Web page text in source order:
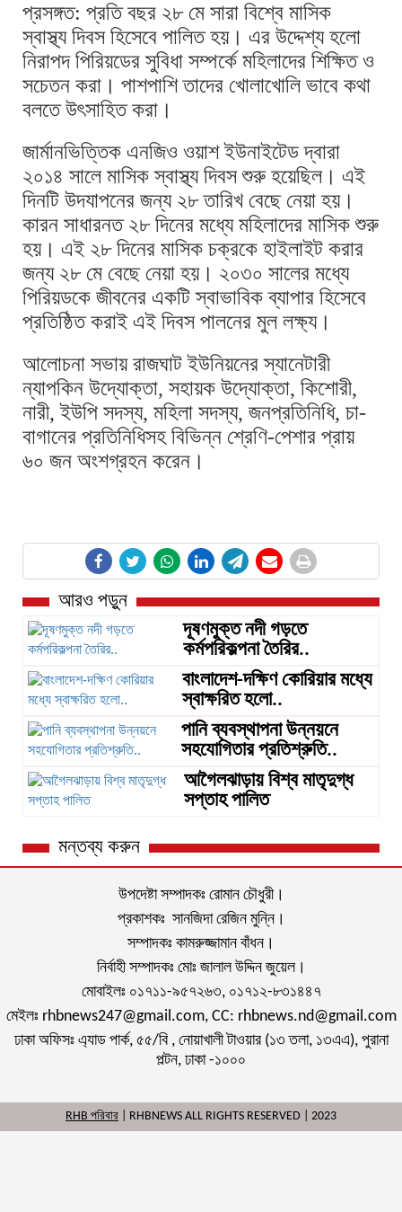
প্রসঙ্গত: প্রতি বছর ২৮ মে সারা বিশ্বে মাসিক
স্বাস্থ্য দিবস হিসেবে পালিত হয়। এর উদ্দেশ্য হলো
নিরাপদ পিরিয়ডের সুবিধা সম্পর্কে মহিলাদের শিক্ষিত ও
সচেতন করা। পাশপাশি তাদের খোলাখোলি ভাবে কথা
বলতে উৎসাহিত করা।
জার্মানভিত্তিক এনজিও ওয়াশ ইউনাইটেড দ্বারা
২০১৪ সালে মাসিক স্বাস্থ্য দিবস শুরু হয়েছিল। এই
দিনটি উদযাপনের জন্য ২৮ তারিখ বেছে নেয়া হয়।
কারন সাধারনত ২৮ দিনের মধ্যে মহিলাদের মাসিক শুরু
হয়। এই ২৮ দিনের মাসিক চক্রকে হাইলাইট করার
জন্য ২৮ মে বেছে নেয়া হয়। ২০৩০ সালের মধ্যে
পিরিয়ডকে জীবনের একটি স্বাভাবিক ব্যাপার হিসেবে
প্রতিষ্ঠিত করাই এই দিবস পালনের মুল লক্ষ্য।
আলোচনা সভায় রাজঘাট ইউনিয়নের স্যানেটারী
ন্যাপকিন উদ্যােক্তা, সহায়ক উদ্যােক্তা, কিশোরী,
নারী, ইউপি সদস্য, মহিলা সদস্য, জনপ্রতিনিধি, চা-
বাগানের প্রতিনিধিসহ বিভিন্ন শ্রেণি-পেশার প্রায়
৬০ জন অংশগ্রহন করেন।
আরও পড়ুন
দূষণমুক্ত নদী গড়তে
কর্মপরিকল্পনা তৈরির..
বাংলাদেশ-দক্ষিণ কোরিয়ার মধ্যে
স্বাক্ষরিত হলো..
পানি ব্যবস্থাপনা উন্নয়নে
সহযোগিতার প্রতিশ্রুতি..
আগৈলঝাড়ায় বিশ্ব মাতৃদুগ্ধ
সপ্তাহ পালিত
মন্তব্য করুন
উপদেষ্টা সম্পাদকঃ রোমান চৌধুরী।
প্রকাশকঃ সানজিদা রেজিন মুন্নি।
সম্পাদকঃ কামরুজ্জামান বাঁধন।
নির্বাহী সম্পাদকঃ মোঃ জালাল উদ্দিন জুয়েল।
মোবাইলঃ ০১৭১১-৯৫৭২৬৩, ০১৭১২-৮৩১৪৪৭
মেইলঃ rhbnews247@gmail.com, CC: rhbnews.nd@gmail.com
ঢাকা অফিসঃ এ্যাড পার্ক, ৫৫/বি , নোয়াখালী টাওয়ার (১৩ তলা, ১৩এএ), পুরানা
পল্টন, ঢাকা -১০০০
RHB পরিবার | RHBNEWS ALL RIGHTS RESERVED | 2023